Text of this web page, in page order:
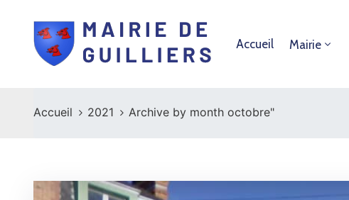
Accueil Mairie
Accueil 2021 Archive by month octobre"